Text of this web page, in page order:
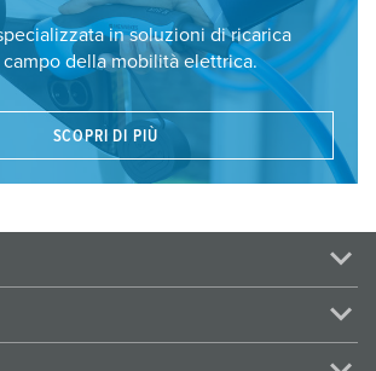
in soluzioni di ricarica
della mobilità elettrica.
SCOPRI DI PIÙ